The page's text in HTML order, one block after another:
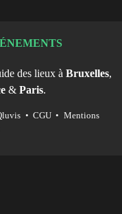
des lieux à Bruxelles,
& Paris.
• CGU • Mentions